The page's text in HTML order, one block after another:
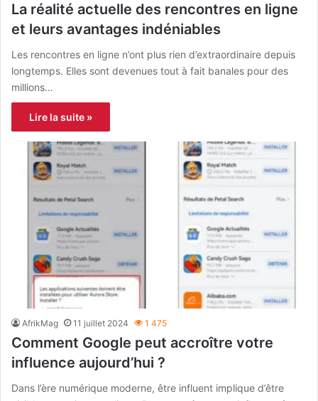
La réalité actuelle des rencontres en ligne
et leurs avantages indéniables
Les rencontres en ligne n’ont plus rien d’extraordinaire depuis
longtemps. Elles sont devenues tout à fait banales pour des
millions…
Lire la suite »
AfrikMag 11 juillet 2024 1 475
Comment Google peut accroître votre
influence aujourd’hui ?
Dans l’ère numérique moderne, être influent implique d’être